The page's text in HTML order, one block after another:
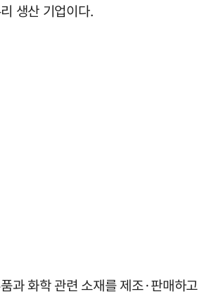
생산 기업이다.
과 화학 관련 소재를 제조·판매하고